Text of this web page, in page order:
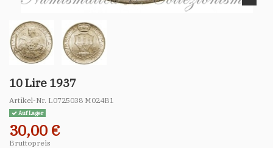
10 Lire 1937
Artikel-Nr. L0725038 M024B1
Auf Lager
30,00 €
Bruttopreis